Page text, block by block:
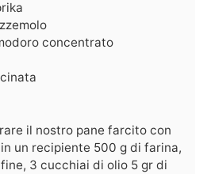
concentrato
il nostro pane farcito con
un recipiente 500 g di farina,
3 cucchiai di olio 5 gr di